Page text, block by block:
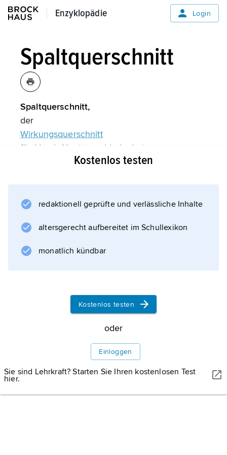
Enzyklopädie
Enzyklopädie Login
Spaltquerschnitt
Spaltquerschnitt,
der
Wirkungsquerschnitt
für (durch Neutronen) induzierte
Kernspaltung.Kostenlos testen
redaktionell geprüfte und verlässliche Inhalte
altersgerecht aufbereitet im Schullexikon
monatlich kündbar
Kostenlos testen
oder
Einloggen
Sie sind Lehrkraft? Starten Sie Ihren kostenlosen Test
hier.